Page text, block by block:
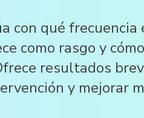
con qué
como rasgo y
resultados
y mejorar